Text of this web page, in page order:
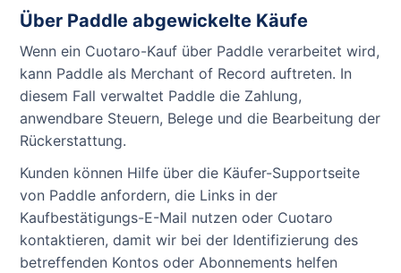
Über Paddle abgewickelte Käufe
Wenn ein Cuotaro-Kauf über Paddle verarbeitet wird,
kann Paddle als Merchant of Record auftreten. In
diesem Fall verwaltet Paddle die Zahlung,
anwendbare Steuern, Belege und die Bearbeitung der
Rückerstattung.
Kunden können Hilfe über die Käufer-Supportseite
von Paddle anfordern, die Links in der
Kaufbestätigungs-E-Mail nutzen oder Cuotaro
kontaktieren, damit wir bei der Identifizierung des
betreffenden Kontos oder Abonnements helfen